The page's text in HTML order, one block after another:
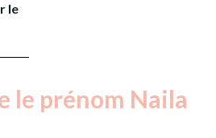
le
le prénom Naila